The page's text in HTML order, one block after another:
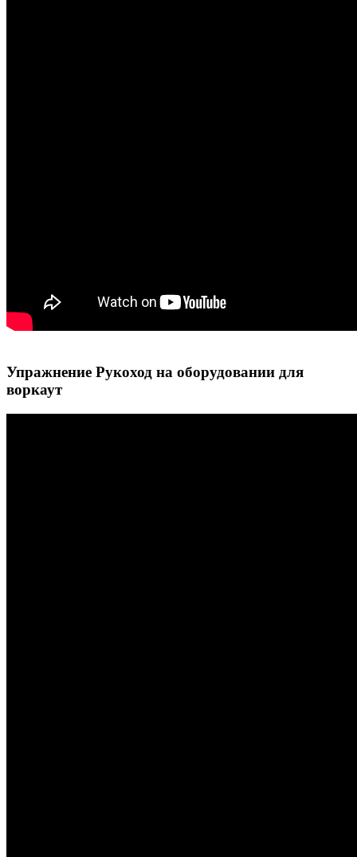
Упражнение Рукоход на оборудовании для
воркаут